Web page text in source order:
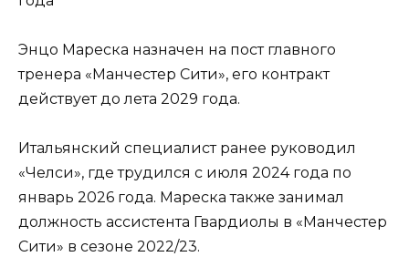
Энцо Мареска назначен на пост главного
тренера «Манчестер Сити», его контракт
действует до лета 2029 года.
Итальянский специалист ранее руководил
«Челси», где трудился с июля 2024 года по
январь 2026 года. Мареска также занимал
должность ассистента Гвардиолы в «Манчестер
Сити» в сезоне 2022/23.